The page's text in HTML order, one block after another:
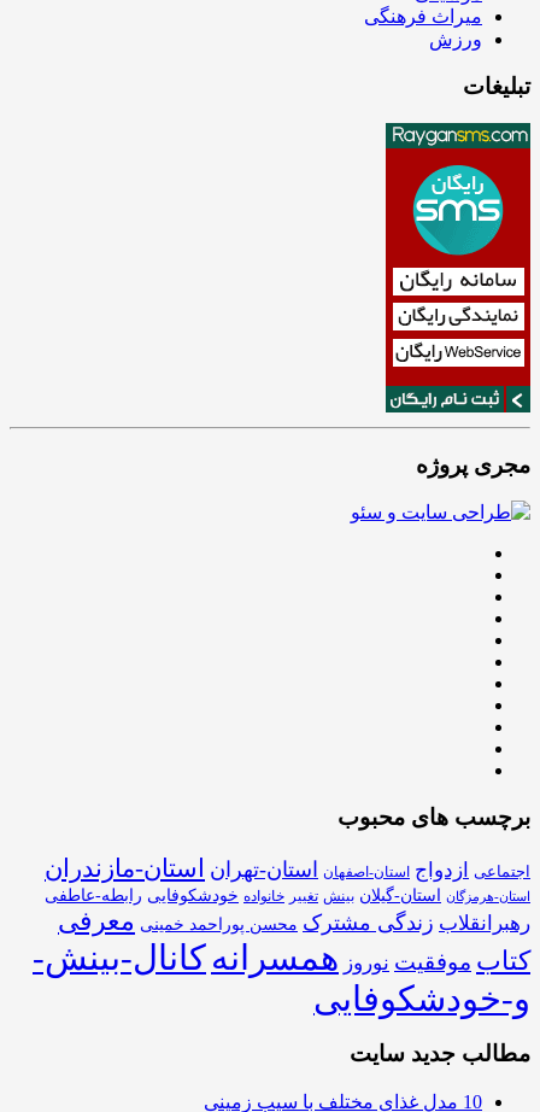
میراث فرهنگی
ورزش
تبلیغات
مجری پروژه
برچسب های محبوب
اجتماعی ازدواج استان-اصفهان استان-تهران استان-مازندران
استان-هرمزگان استان-گیلان بینش تغییر خانواده خودشکوفایی رابطه-عاطفی
رهبرانقلاب زندگی مشترک محسن پوراحمد خمینی معرفی
کتاب موفقیت نوروز همسرانهکانال-بینش-
و-خودشکوفایی
مطالب جدید سایت
10 مدل غذای مختلف با سیب زمینی